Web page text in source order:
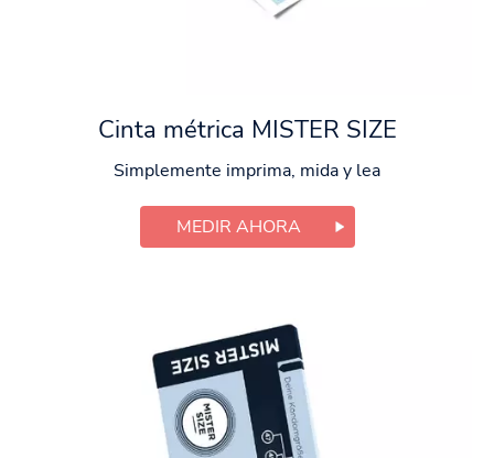
Cinta métrica MISTER SIZE
Simplemente imprima, mida y lea
MEDIR AHORA